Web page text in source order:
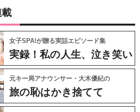
女子SPA!が贈る実話エピソード集
実録！私の人生、泣き笑い
元キー局アナウンサー・大木優紀の
旅の恥はかき捨てて